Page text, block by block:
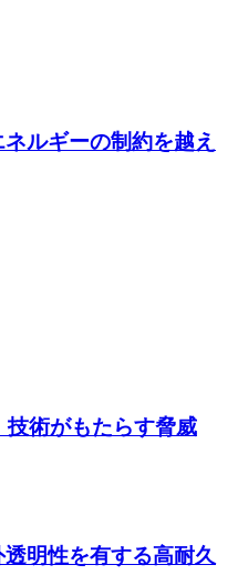
ルギーの制約を越え
術がもたらす脅威
明性を有する高耐久